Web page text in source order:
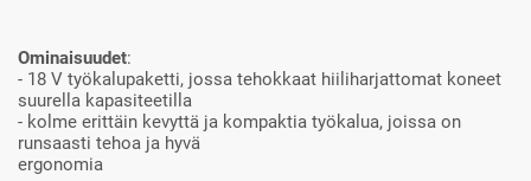
Ominaisuudet:
- 18 V työkalupaketti, jossa tehokkaat hiiliharjattomat koneet
suurella kapasiteetilla
- kolme erittäin kevyttä ja kompaktia työkalua, joissa on
runsaasti tehoa ja hyvä
ergonomia